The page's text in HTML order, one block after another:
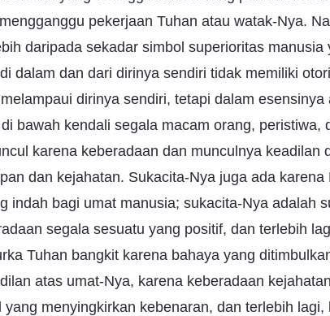
pekerjaan Tuhan atau watak-Nya.
daripada sekadar simbol superioritas manusia
dalam dan dari dirinya sendiri tidak memiliki
dirinya sendiri, tetapi dalam
bawah kendali segala macam orang, peristiwa,
karena keberadaan dan munculnya keadilan
dan kejahatan. Sukacita-Nya juga ada
indah bagi umat manusia; sukacita-Nya adalah
segala sesuatu yang positif, dan terlebih
Tuhan bangkit karena bahaya yang
atas umat-Nya, karena keberadaan
yang menyingkirkan kebenaran, dan terlebih